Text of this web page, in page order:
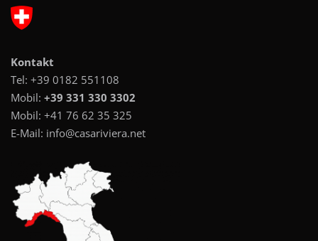
Kontakt
Tel: +39 0182 551108
Mobil: +39 331 330 3302
Mobil: +41 76 62 35 325
E-Mail: info@casariviera.net